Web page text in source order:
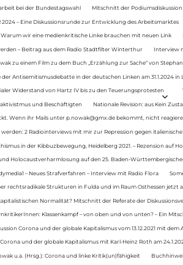
bei der Bundestagswahl Mitschnitt der
2024 – Eine Diskussionsrunde zur Entwicklung des Arbeitsmarktes
wir eine medienkritische Linke brauchen mit neuen Link
– Beitrag aus dem Radio Stadtfilter Winterthur Interview
zu einem Film zu dem Buch „Erzählung zur Sache“ von
Antisemitismusdebatte in der deutschen Linken am 31.1.2024 in
Widerstand von Hartz IV bis zu den Teuerungsprotesten
und Beschäftigten Nationale Revision: aus Kein
Wenn ihr Mails unter p.nowak@gmx.de bekommt, nicht
2 Radiointerviews mit mir zur Repression gegen
in der Kibbuzbewegung, Heidelberg 2021. – Rezension auf
Holocaustverharmlosung auf den 25. Baden-
– Neues Strafverfahren – Interview mit Radio Flora
rechtsradikale Strukturen in Fulda und im Raum Osthessen jetzt
Normalität? Mitschnitt der Referate der
Klassenkampf – von oben und von unten? – Ein
Corona und der globale Kapitalismus vom 13.12.2021 mit
und der globale Kapitalismus mit Karl-Heinz Roth am
u.a. (Hrsg.): Corona und linke Kritik(un)fähigkeit